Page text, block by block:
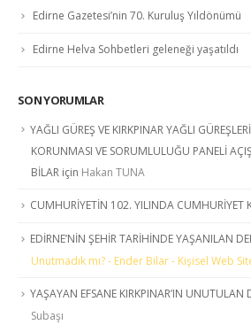
Edirne Gazetesi’nin 70. Kuruluş Yıldönümü
Edirne Helva Sohbetleri geleneği yaşatıldı
SON YORUMLAR
YAĞLI GÜREŞ VE KIRKPINAR YAĞLI
KORUNMASI VE SORUMLULUĞU PANELİ
BİLAR için Hakan TUNA
CUMHURİYETİN 102. YILINDA CUMHURİYET
EDİRNE’NİN ŞEHİR TARİHİNDE YAŞANILAN
Unutmadık mı? - Ender Bilar - Kişisel Web
YAŞAYAN EFSANE KIRKPINAR’IN UNUTULAN
Subaşı